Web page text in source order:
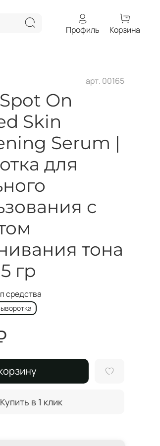
Профиль Корзина
арт. 00165
On
Skin
Serum |
для
с
тона
гр
средства
Купить в 1 клик